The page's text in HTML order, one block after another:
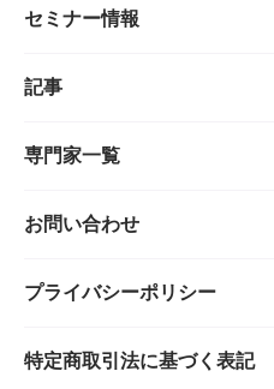
セミナー情報
記事
専門家一覧
お問い合わせ
プライバシーポリシー
特定商取引法に基づく表記